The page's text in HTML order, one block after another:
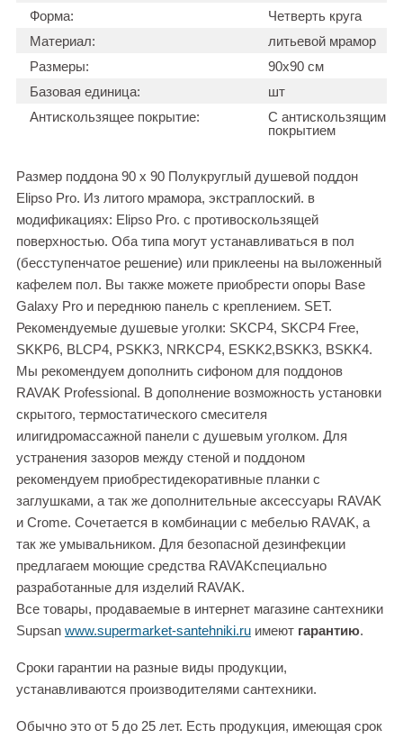
Форма:
Четверть круга
Материал:
литьевой мрамор
Размеры:
90х90 см
Базовая единица:
шт
Антискользящее покрытие:
С антискользящим
покрытием
Размер поддона 90 х 90 Полукруглый душевой поддон
Elipso Pro. Из литого мрамора, экстраплоский. в
модификациях: Elipso Pro. с противоскользящей
поверхностью. Оба типа могут устанавливаться в пол
(бесступенчатое решение) или приклеены на выложенный
кафелем пол. Вы также можете приобрести опоры Base
Galaxy Pro и переднюю панель с креплением. SET.
Рекомендуемые душевые уголки: SKCP4, SKCP4 Free,
SKKP6, BLCP4, PSKK3, NRKCP4, ESKK2,BSKK3, BSKK4.
Мы рекомендуем дополнить сифоном для поддонов
RAVAK Professional. В дополнение возможность установки
скрытого, термостатического смесителя
илигидромассажной панели с душевым уголком. Для
устранения зазоров между стеной и поддоном
рекомендуем приобрестидекоративные планки с
заглушками, а так же дополнительные аксессуары RAVAK
и Crome. Сочетается в комбинации с мебелью RAVAK, а
так же умывальником. Для безопасной дезинфекции
предлагаем моющие средства RAVAKспециально
разработанные для изделий RAVAK.
Все товары, продаваемые в интернет магазине сантехники
Supsan www.supermarket-santehniki.ru имеют гарантию.
Сроки гарантии на разные виды продукции,
устанавливаются производителями сантехники.
Обычно это от 5 до 25 лет. Есть продукция, имеющая срок